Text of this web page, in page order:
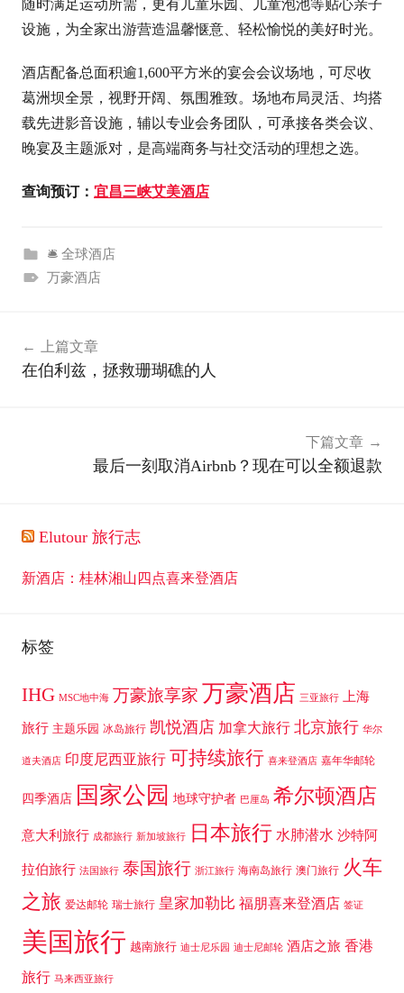
随时满足运动所需，更有儿童乐园、儿童泡池等贴心亲子
设施，为全家出游营造温馨惬意、轻松愉悦的美好时光。
酒店配备总面积逾1,600平方米的宴会会议场地，可尽收
葛洲坝全景，视野开阔、氛围雅致。场地布局灵活、均搭
载先进影音设施，辅以专业会务团队，可承接各类会议、
晚宴及主题派对，是高端商务与社交活动的理想之选。
查询预订： 宜昌三峡艾美酒店
🛎 全球酒店
万豪酒店
上篇文章
在伯利兹，拯救珊瑚礁的人
下篇文章
最后一刻取消Airbnb？现在可以全额退款
Elutour 旅行志
新酒店：桂林湘山四点喜来登酒店
标签
IHG MSC地中海 万豪旅享家 万豪酒店 三亚旅行 上海
旅行 主题乐园 冰岛旅行 凯悦酒店 加拿大旅行 北京旅行 华尔
道夫酒店 印度尼西亚旅行 可持续旅行 喜来登酒店 嘉年华邮轮
四季酒店 国家公园 地球守护者 巴厘岛 希尔顿酒店
意大利旅行 成都旅行 新加坡旅行 日本旅行 水肺潜水 沙特阿
拉伯旅行 法国旅行 泰国旅行 浙江旅行 海南岛旅行 澳门旅行 火车
之旅 爱达邮轮 瑞士旅行 皇家加勒比 福朋喜来登酒店 签证
美国旅行 越南旅行 迪士尼乐园 迪士尼邮轮 酒店之旅 香港
旅行 马来西亚旅行